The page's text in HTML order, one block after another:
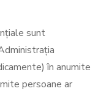
sunt
în anumite
persoane ar